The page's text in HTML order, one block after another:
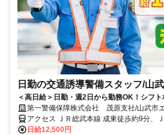
日勤の交通誘導警備スタッフ/山
＜高日給＞日勤・週2日から勤務OK！シフ
未経験歓迎★
第一警備保障株式会社 茂原支社/山武市
アクセス ＪＲ総武本線 成東徒歩約9分、
分、ＪＲ東金線/ＪＲ外房線 求名出入口2
日給12,500円